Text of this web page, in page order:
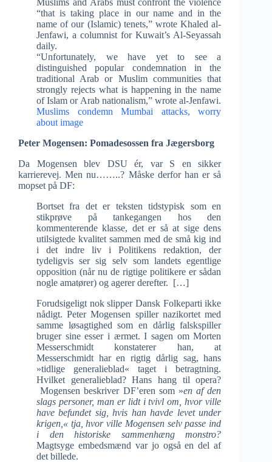
“that is taking place in our name and in the
name of our (Islamic) tenets,” wrote Khaled al-
Jenfawi, a columnist for Kuwait’s Al-Seyassah
daily.
“Unfortunately, we have yet to see a
distinguished popular condemnation in the
traditional Arab or Muslim communities that
strongly rejects what is happening in the name
of Islam or Arab nationalism,” wrote al-Jenfawi.
Muslims condemn Mumbai attacks, worry
about image
Peter Mogensen: Pomadesossen fra Jægersborg
Da Mogensen blev DSU ér, var S en sikker
karrierevej. Men nu……..? Måske derfor han er så
mopset på DF:
Bortset fra det er teksten tidstypisk som en
stikprøve på tankegangen hos den
kommenterende klasse, det er så at sige dens
utilsigtede kvalitet sammen med de små kig ind
i det indre liv i Politikens redaktion, der
tydeligvis ser sig selv som landets egentlige
opposition (når nu de rigtige politikere er sådan
nogle amatører) og agerer derefter. […]
Forudsigeligt nok slipper Dansk Folkeparti ikke
nådigt. Peter Mogensen spiller nazikortet med
samme løsagtighed som en dårlig falskspiller
bruger sine esser i ærmet. I sagen om Morten
Messerschmidt konstaterer han, at
Messerschmidt har en rigtig dårlig sag, hans
»tidlige generalieblad« taget i betragtning.
Hvilket generalieblad? Hans hang til opera?
Mogensen beskriver DF’eren som »en af den
slags personer, man er lidt i tvivl om, hvor ville
have befundet sig, hvis han havde levet under
krigen,« tja, hvor ville Mogensen selv passe ind
i den historiske sammenhæng monstro?
Magtsyge embedsmænd var jo også en del af
det billede.